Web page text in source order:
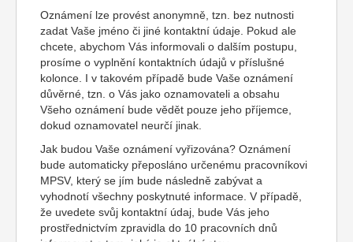
Oznámení lze provést anonymně, tzn. bez nutnosti
zadat Vaše jméno či jiné kontaktní údaje. Pokud ale
chcete, abychom Vás informovali o dalším postupu,
prosíme o vyplnění kontaktních údajů v příslušné
kolonce. I v takovém případě bude Vaše oznámení
důvěrné, tzn. o Vás jako oznamovateli a obsahu
Všeho oznámení bude vědět pouze jeho příjemce,
dokud oznamovatel neurčí jinak.
Jak budou Vaše oznámení vyřizována? Oznámení
bude automaticky přeposláno určenému pracovníkovi
MPSV, který se jím bude následně zabývat a
vyhodnotí všechny poskytnuté informace. V případě,
že uvedete svůj kontaktní údaj, bude Vás jeho
prostřednictvím zpravidla do 10 pracovních dnů